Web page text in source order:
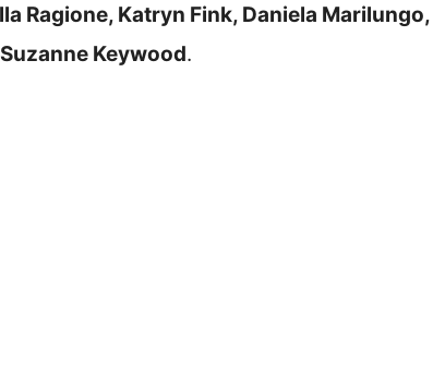
Ragione, Katryn Fink, Daniela Marilungo,
Keywood.